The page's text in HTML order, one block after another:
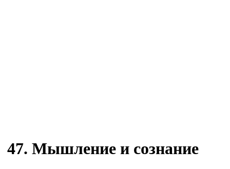
47. Мышление и сознание